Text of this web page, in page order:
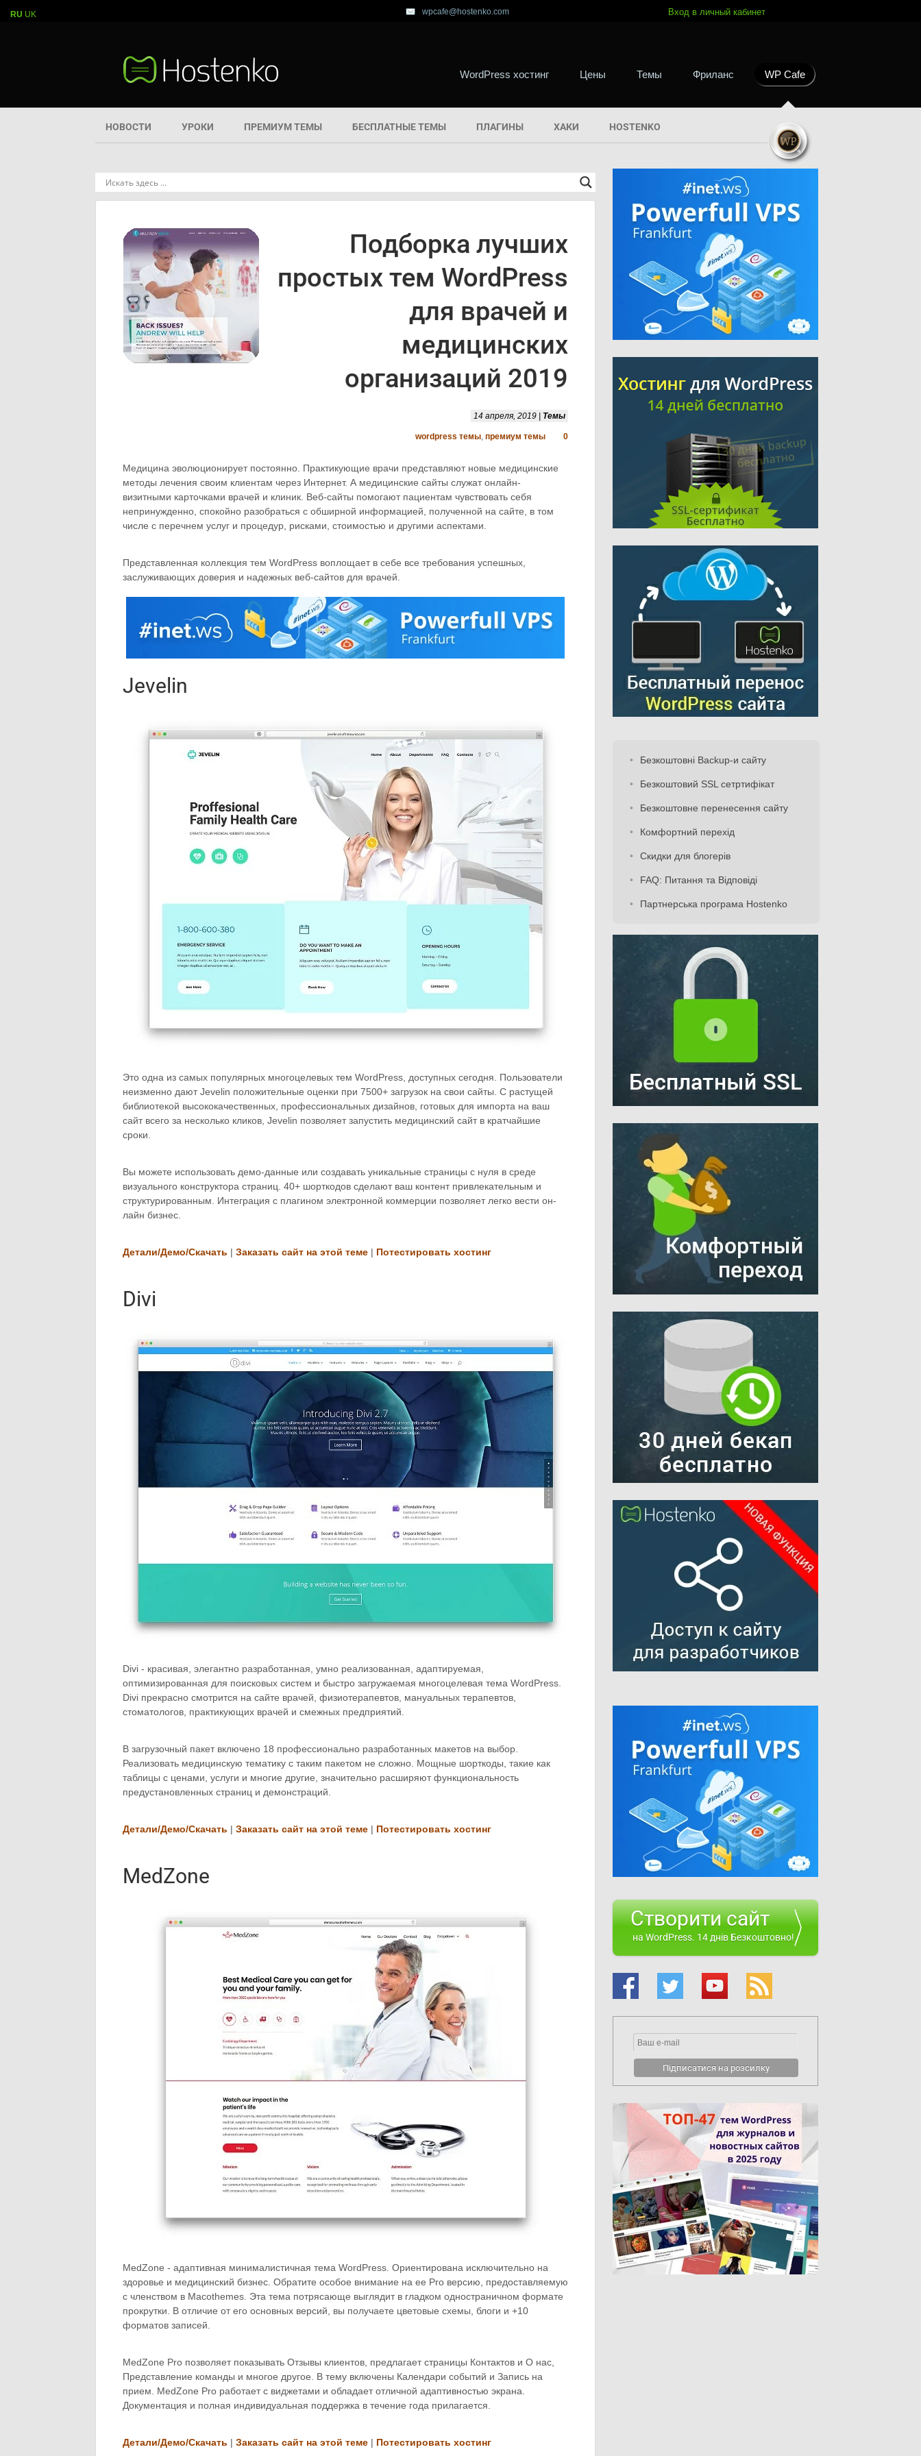
wpcafe@hostenko.com Вход в личный кабинет
WordPress хостинг Цены Темы Фриланс WP Cafe
НОВОСТИ УРОКИ ПРЕМИУМ ТЕМЫ БЕСПЛАТНЫЕ ТЕМЫ ПЛАГИНЫ ХАКИ HOSTENKO
Подборка лучших
простых тем WordPress
для врачей и
медицинских
организаций 2019
14 апреля, 2019 | Темы
wordpress темы, премиум темы 0
Медицина эволюционирует постоянно. Практикующие врачи представляют новые медицинские
методы лечения своим клиентам через Интернет. А медицинские сайты служат онлайн-
визитными карточками врачей и клиник. Веб-сайты помогают пациентам чувствовать себя
непринужденно, спокойно разобраться с обширной информацией, полученной на сайте, в том
числе с перечнем услуг и процедур, рисками, стоимостью и другими аспектами.
Представленная коллекция тем WordPress воплощает в себе все требования успешных,
заслуживающих доверия и надежных веб-сайтов для врачей.
Jevelin
Это одна из самых популярных многоцелевых тем WordPress, доступных сегодня. Пользователи
неизменно дают Jevelin положительные оценки при 7500+ загрузок на свои сайты. С растущей
библиотекой высококачественных, профессиональных дизайнов, готовых для импорта на ваш
сайт всего за несколько кликов, Jevelin позволяет запустить медицинский сайт в кратчайшие
сроки.
Вы можете использовать демо-данные или создавать уникальные страницы с нуля в среде
визуального конструктора страниц. 40+ шорткодов сделают ваш контент привлекательным и
структурированным. Интеграция с плагином электронной коммерции позволяет легко вести он-
лайн бизнес.
Детали/Демо/Скачать | Заказать сайт на этой теме | Потестировать хостинг
Divi
Divi - красивая, элегантно разработанная, умно реализованная, адаптируемая,
оптимизированная для поисковых систем и быстро загружаемая многоцелевая тема WordPress.
Divi прекрасно смотрится на сайте врачей, физиотерапевтов, мануальных терапевтов,
стоматологов, практикующих врачей и смежных предприятий.
В загрузочный пакет включено 18 профессионально разработанных макетов на выбор.
Реализовать медицинскую тематику с таким пакетом не сложно. Мощные шорткоды, такие как
таблицы с ценами, услуги и многие другие, значительно расширяют функциональность
предустановленных страниц и демонстраций.
Детали/Демо/Скачать | Заказать сайт на этой теме | Потестировать хостинг
MedZone
MedZone - адаптивная минималистичная тема WordPress. Ориентирована исключительно на
здоровье и медицинский бизнес. Обратите особое внимание на ее Pro версию, предоставляемую
с членством в Macothemes. Эта тема потрясающе выглядит в гладком одностраничном формате
прокрутки. В отличие от его основных версий, вы получаете цветовые схемы, блоги и +10
форматов записей.
MedZone Pro позволяет показывать Отзывы клиентов, предлагает страницы Контактов и О нас,
Представление команды и многое другое. В тему включены Календари событий и Запись на
прием. MedZone Pro работает с виджетами и обладает отличной адаптивностью экрана.
Документация и полная индивидуальная поддержка в течение года прилагается.
Детали/Демо/Скачать | Заказать сайт на этой теме | Потестировать хостинг
Безкоштовні Backup-и сайту
Безкоштовий SSL сетртифікат
Безкоштовне перенесення сайту
Комфортний перехід
Скидки для блогерів
FAQ: Питання та Відповіді
Партнерська програма Hostenko
Створити сайт
на WordPress. 14 днів Безкоштовно!
RU UK